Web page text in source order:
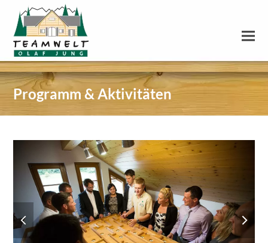
Programm & Aktivitäten
previous
slide
next
slide